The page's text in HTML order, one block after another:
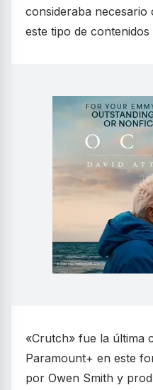
consideraba
este tipo de contenidos
«Crutch» fue la última
Paramount+ en este
por Owen Smith y